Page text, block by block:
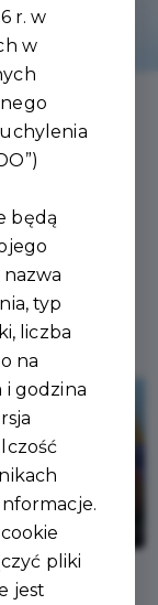
r. w
w
będą
nazwa
typ
liczba
na
i godzina
pliki
jest